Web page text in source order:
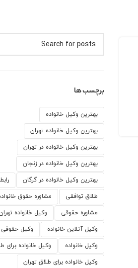
برچسب ها
بهترین وکیل خانواده
بهترین وکیل خانواده تهران
بهترین وکیل خانواده در تهران
بهترین وکیل خانواده در زنجان
بهترین وکیل خانواده در گرگان
طلاق توافقی مشاوره حقوق
مشاوره حقوقی وكيل خانواده
وکیل آنلاین خانواده وکیل حقوقی
وکیل خانواده وکیل خانواده برای
وکیل خانواده برای طلاق تهران